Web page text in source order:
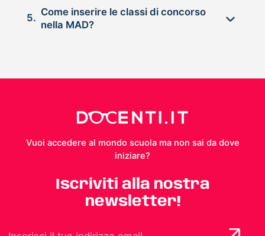
5.
Come inserire le classi di concorso
nella MAD?
Vuoi accedere al mondo scuola ma non sai da dove
iniziare?
Iscriviti alla nostra
newsletter!